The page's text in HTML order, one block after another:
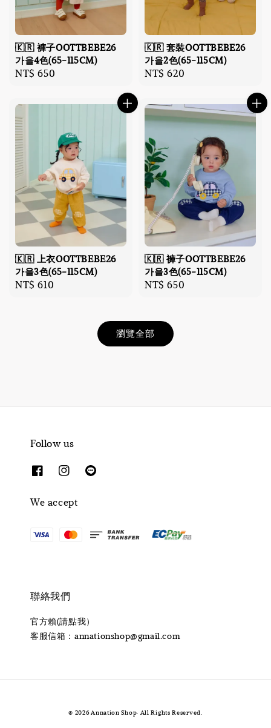
🇰🇷 褲子OOTTBEBE26
가을4色(65-115CM)
Regular
NT$ 650
🇰🇷 套裝OOTTBEBE26
가을2色(65-115CM)
Regular
NT$ 620
🇰🇷 上衣OOTTBEBE26
가을3色(65-115CM)
Regular
NT$ 610
🇰🇷 褲子OOTTBEBE26
가을3色(65-115CM)
Regular
NT$ 650
瀏覽全部
Follow us
We accept
聯絡我們
官方賴(請點我）
客服信箱：annationshop@gmail.com
© 2026 Annation Shop· All Rights Reserved.